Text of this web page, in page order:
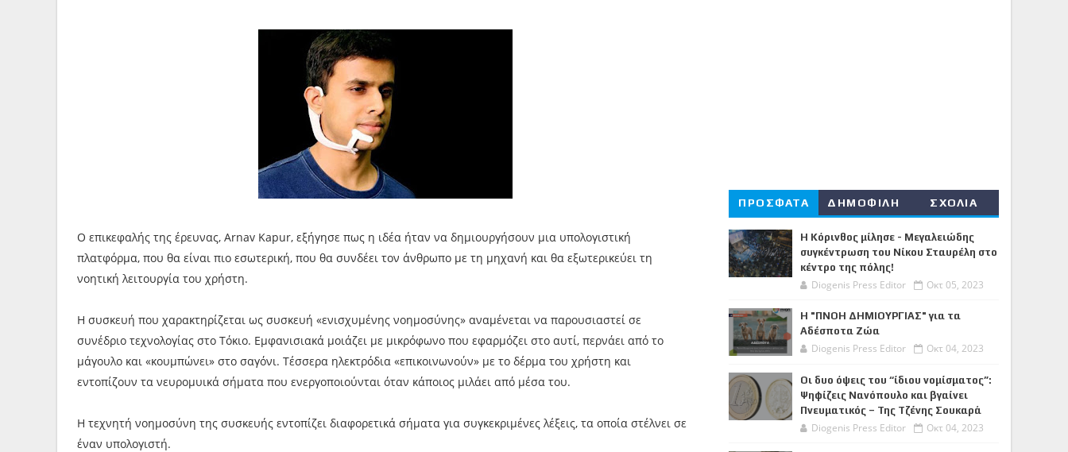
Ο επικεφαλής της έρευνας, Arnav Kapur, εξήγησε πως η ιδέα ήταν να δημιουργήσουν μια υπολογιστική
πλατφόρμα, που θα είναι πιο εσωτερική, που θα συνδέει τον άνθρωπο με τη μηχανή και θα εξωτερικεύει τη
νοητική λειτουργία του χρήστη.
Η συσκευή που χαρακτηρίζεται ως συσκευή «ενισχυμένης νοημοσύνης» αναμένεται να παρουσιαστεί σε
συνέδριο τεχνολογίας στο Τόκιο. Εμφανισιακά μοιάζει με μικρόφωνο που εφαρμόζει στο αυτί, περνάει από το
μάγουλο και «κουμπώνει» στο σαγόνι. Τέσσερα ηλεκτρόδια «επικοινωνούν» με το δέρμα του χρήστη και
εντοπίζουν τα νευρομυικά σήματα που ενεργοποιούνται όταν κάποιος μιλάει από μέσα του.
Η τεχνητή νοημοσύνη της συσκευής εντοπίζει διαφορετικά σήματα για συγκεκριμένες λέξεις, τα οποία στέλνει σε
έναν υπολογιστή.
ΠΡΟΣΦΑΤΑ ΔΗΜΟΦΙΛΗ ΣΧΟΛΙΑ
Η Κόρινθος μίλησε - Μεγαλειώδης
συγκέντρωση του Νίκου Σταυρέλη στο
κέντρο της πόλης!
Diogenis Press Editor Οκτ 05, 2023
Η "ΠΝΟΗ ΔΗΜΙΟΥΡΓΙΑΣ" για τα
Αδέσποτα Ζώα
Diogenis Press Editor Οκτ 04, 2023
Οι δυο όψεις του “ίδιου νομίσματος”:
Ψηφίζεις Νανόπουλο και βγαίνει
Πνευματικός – Της Τζένης Σουκαρά
Diogenis Press Editor Οκτ 04, 2023